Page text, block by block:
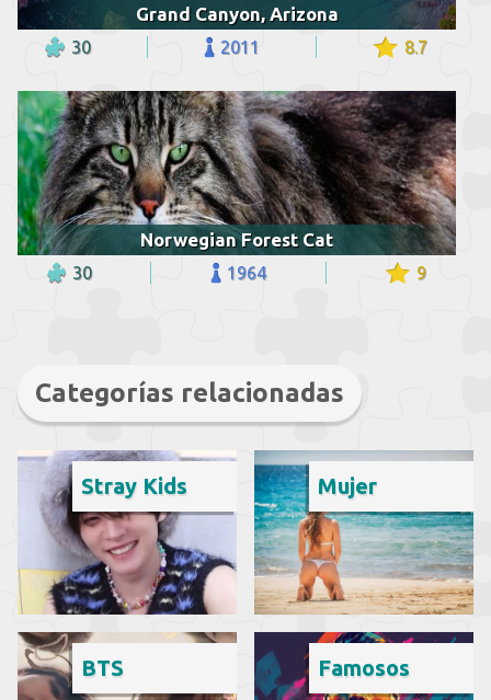
Grand Canyon, Arizona
30 2011 8.7
Norwegian Forest Cat
30 1964 9
Categorías relacionadas
Stray Kids Mujer
BTS Famosos